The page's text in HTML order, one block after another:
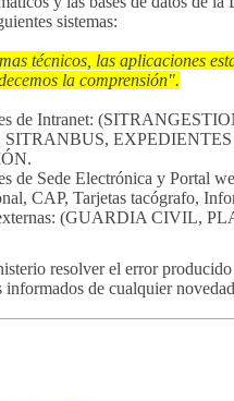
sistemas:
técnicos, las aplicaciones
la comprensión".
de Intranet:
de Sede Electrónica y Portal
CAP, Tarjetas tacógrafo,
(GUARDIA CIVIL,
resolver el error
informados de cualquier